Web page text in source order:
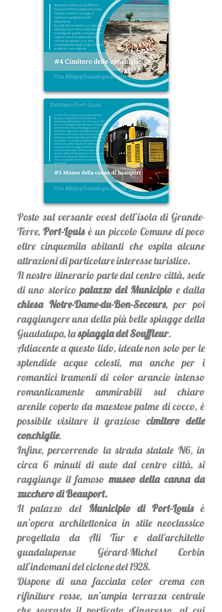
Posto sul versante ovest dell’isola di Grande-
Terre,Port-Louisè un piccolo Comune di poco
oltre cinquemila abitanti che ospita alcune
attrazioni di particolare interesse turistico.
Il nostro itinerario parte dal centro città, sede
di uno storicopalazzo del Municipioe dalla
chiesa Notre-Dame-du-Bon-Secours, per poi
raggiungere una della più belle spiagge della
Guadalupa, laspiaggia del Souffleur.
Adiacente a questo lido, ideale non solo per le
splendide acque celesti, ma anche per i
romantici tramonti di color arancio intenso
romanticamente ammirabili sul chiaro
arenile coperto da maestose palme di cocco, è
possibile visitare il grazioso cimitero delle
conchiglie.
Infine, percorrendo la strada statale N6, in
circa 6 minuti di auto dal centro città, si
raggiunge il famosomuseo della canna da
zucchero di Beauport.
Il palazzo del Municipio di Port-Louisè
un’opera architettonica in stile neoclassico
progettata da Ali Tur e dall'architetto
guadalupense Gérard-Michel Corbin
all’indomani del ciclone del 1928.
Dispone di una facciata color crema con
rifiniture rosse, un’ampia terrazza centrale